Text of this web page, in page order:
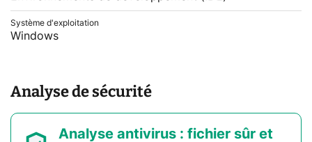
Système d'exploitation
Windows
Analyse de sécurité
Analyse antivirus : fichier sûr et